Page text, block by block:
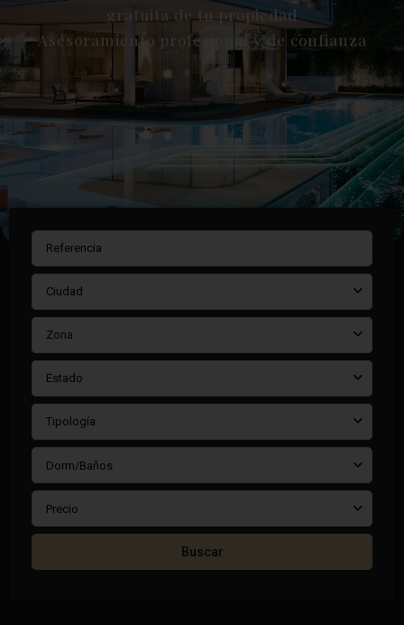
gratuita de tu propiedad
Asesoramiento profesional y de confianza
Ciudad
Zona
Estado
Tipología
Dorm/Baños
Precio
Buscar